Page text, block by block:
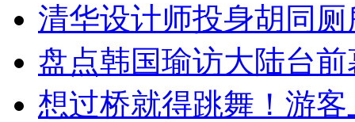
清华设计师投身胡同
盘点韩国瑜访大陆台
想过桥就得跳舞！游客